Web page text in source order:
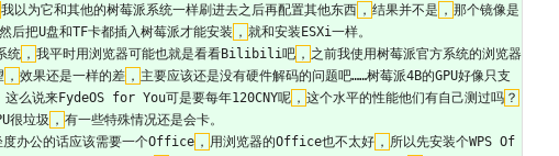
我以为它和其他的树莓派系统一样刷进去之后再配置其他东西 ， 结果并不是 ， 那个镜像是
然后把U盘和TF卡都插入树莓派才能安装 ， 就和安装ESXi一样。
统 ， 我平时用浏览器可能也就是看看Bilibili吧 ， 之前我使用树莓派官方系统的浏览器
， 效果还是一样的差 ， 主要应该还是没有硬件解码的问题吧……树莓派4B的GPU好像只支
这么说来FydeOS for You可是要每年120CNY呢 ， 这个水平的性能他们有自己测过吗 ？
很垃圾 ， 有一些特殊情况还是会卡。
度办公的话应该需要一个Office ， 用浏览器的Office也不太好 ， 所以先安装个WPS Of